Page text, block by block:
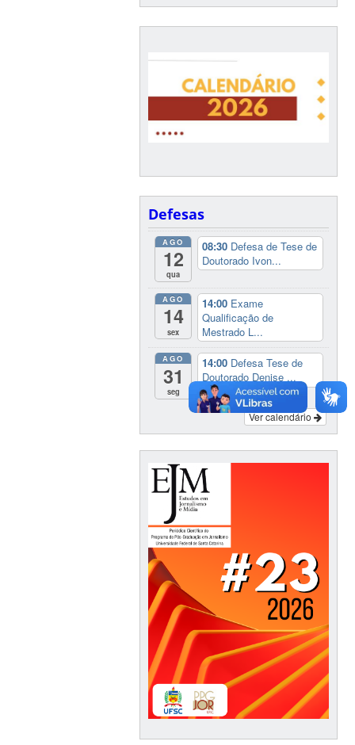
Defesas
AGO
12
qua
08:30 Defesa de Tese de
Doutorado Ivon...
AGO
14
sex
14:00 Exame
Qualificação de
Mestrado L...
AGO
31
seg
14:00 Defesa Tese de
Doutorado Denise ...
Ver calendário